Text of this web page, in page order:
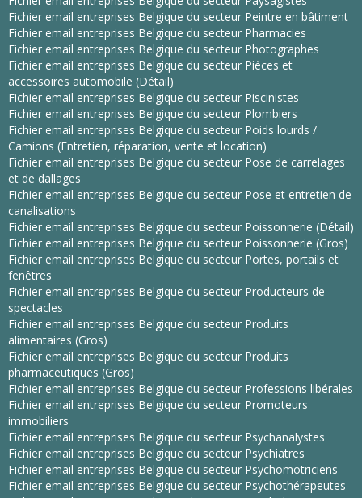
Fichier email entreprises Belgique du secteur Peintre en bâtiment
Fichier email entreprises Belgique du secteur Pharmacies
Fichier email entreprises Belgique du secteur Photographes
Fichier email entreprises Belgique du secteur Pièces et
accessoires automobile (Détail)
Fichier email entreprises Belgique du secteur Piscinistes
Fichier email entreprises Belgique du secteur Plombiers
Fichier email entreprises Belgique du secteur Poids lourds /
Camions (Entretien, réparation, vente et location)
Fichier email entreprises Belgique du secteur Pose de carrelages
et de dallages
Fichier email entreprises Belgique du secteur Pose et entretien de
canalisations
Fichier email entreprises Belgique du secteur Poissonnerie (Détail)
Fichier email entreprises Belgique du secteur Poissonnerie (Gros)
Fichier email entreprises Belgique du secteur Portes, portails et
fenêtres
Fichier email entreprises Belgique du secteur Producteurs de
spectacles
Fichier email entreprises Belgique du secteur Produits
alimentaires (Gros)
Fichier email entreprises Belgique du secteur Produits
pharmaceutiques (Gros)
Fichier email entreprises Belgique du secteur Professions libérales
Fichier email entreprises Belgique du secteur Promoteurs
immobiliers
Fichier email entreprises Belgique du secteur Psychanalystes
Fichier email entreprises Belgique du secteur Psychiatres
Fichier email entreprises Belgique du secteur Psychomotriciens
Fichier email entreprises Belgique du secteur Psychothérapeutes